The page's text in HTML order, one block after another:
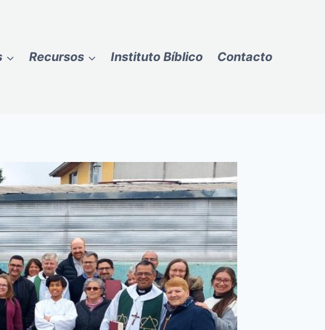
Recursos Instituto Bíblico Contacto